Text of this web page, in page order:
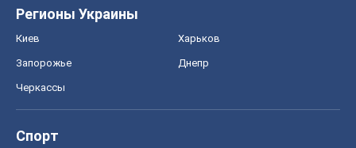
Регионы Украины
Киев Харьков
Запорожье Днепр
Черкассы
Спорт